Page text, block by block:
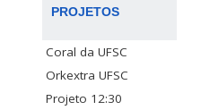
PROJETOS
Coral da UFSC
Orkextra UFSC
Projeto 12:30